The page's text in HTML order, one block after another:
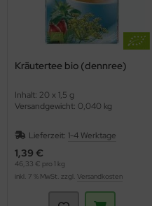
Kräutertee bio (dennree)
Inhalt: 20 x 1,5 g
Versandgewicht: 0,040 kg
Lieferzeit: 1-4 Werktage
1,39 €
46,33 € pro 1 kg
inkl. 7 % MwSt. zzgl. Versandkosten